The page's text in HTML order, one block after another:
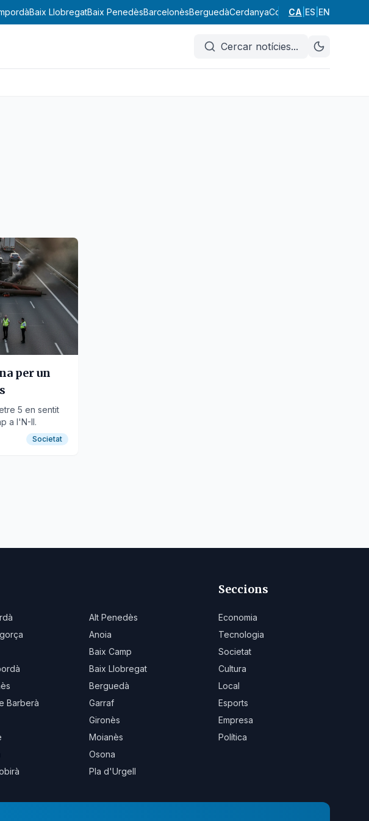
Baix LlobregatBaix PenedèsBarcelonèsBerguedàCerdanyaConca de Barberà
CA ES EN
Cercar notícies...
per un
5 en sentit
a l'N-II.
Societat
Alt Penedès
Anoia
Baix Camp
Baix Llobregat
Berguedà
Barberà
Garraf
Gironès
Moianès
Osona
Pla d'Urgell
Seccions
Economia
Tecnologia
Societat
Cultura
Local
Esports
Empresa
Política